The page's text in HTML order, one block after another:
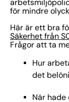
för mindre
Här är ett bra
Säkerhet från
Frågor att ta
Hur
det
När hade